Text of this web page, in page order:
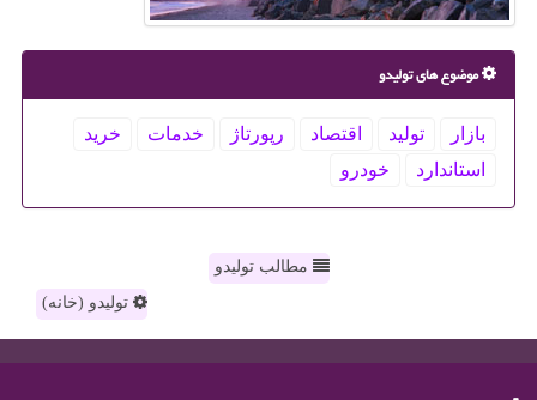
موضوع های تولیدو
بازار تولید اقتصاد رپورتاژ خدمات
خرید
استاندارد
خودرو
مطالب تولیدو
تولیدو (خانه)